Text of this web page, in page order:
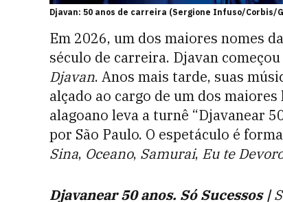
Djavan: 50 anos de carreira (Sergione Infuso/Corbis/
Em 2026, um dos maiores nomes
século de carreira. Djavan
Djavan. Anos mais tarde, suas
alçado ao cargo de um dos
alagoano leva a turnê “Djavanear
por São Paulo. O espetáculo é
Sina, Oceano, Samurai, Eu te
Djavanear 50 anos. Só Sucessos |